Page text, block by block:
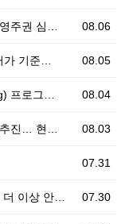
08.06
주권 심…
08.05
가 기준…
08.04
프로그…
08.03
추진… 현…
07.31
07.30
이상 안…